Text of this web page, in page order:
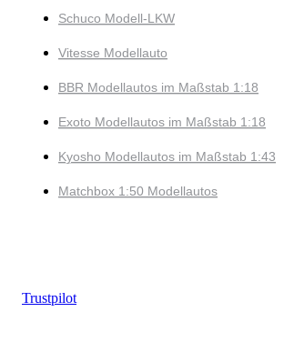
Schuco Modell-LKW
Vitesse Modellauto
BBR Modellautos im Maßstab 1:18
Exoto Modellautos im Maßstab 1:18
Kyosho Modellautos im Maßstab 1:43
Matchbox 1:50 Modellautos
Trustpilot